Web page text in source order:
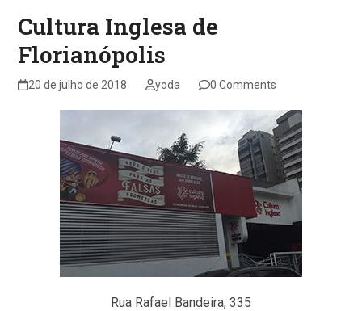
Cultura Inglesa de
Florianópolis
20 de julho de 2018 yoda 0 Comments
Rua Rafael Bandeira, 335